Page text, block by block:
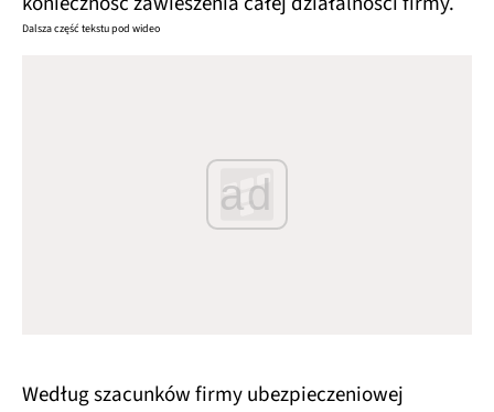
Dalsza część tekstu pod wideo
ad
Według szacunków firmy ubezpieczeniowej